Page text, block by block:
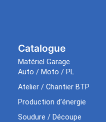
Catalogue
Matériel Garage
Auto / Moto / PL
Atelier / Chantier BTP
Production d’énergie
Soudure / Découpe